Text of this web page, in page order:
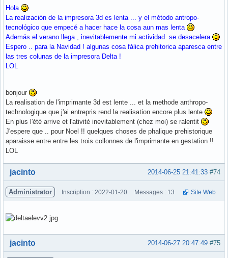
Hola
La realización de la impresora 3d es lenta ... y el método antropo-
tecnológico que empecé a hacer hace la cosa aun mas lenta
Además el verano llega , inevitablemente mi actividad se desacelera
Espero .. para la Navidad ! algunas cosa fálica prehitorica aparesca entre
las tres colunas de la impresora Delta !
LOL
bonjour
La realisation de l'imprimante 3d est lente ... et la methode anthropo-
technologique que j'ai entrepris rend la realisation encore plus lente
En plus l'été arrive et l'ativité inevitablement (chez moi) se ralentit
J'espere que .. pour Noel !! quelques choses de phalique prehistorique
aparaisse entre entre les trois collonnes de l'imprimante en gestation !!
LOL
Hors ligne #74
2014-06-25 21:41:33
jacinto
Administrator Inscription : 2022-01-20 Messages : 13 Site Web
Hors ligne #75
2014-06-27 20:47:49
jacinto